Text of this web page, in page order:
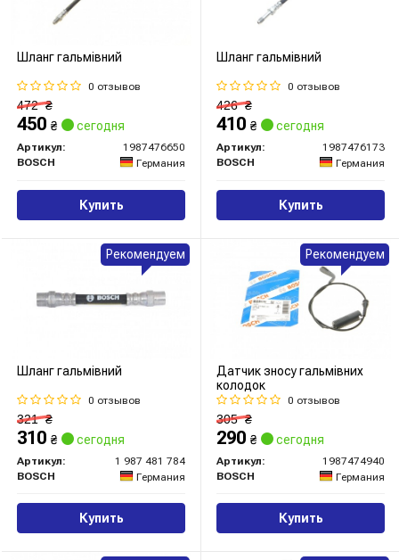
Шланг гальмівний
0 отзывов
472₴
450 ₴ сегодня
Артикул:
1987476650
BOSCH
Германия
Купить
Шланг гальмівний
0 отзывов
426₴
410 ₴ сегодня
Артикул:
1987476173
BOSCH
Германия
Купить
Шланг гальмівний
0 отзывов
321₴
310 ₴ сегодня
Артикул:
1 987 481 784
BOSCH
Германия
Купить
Рекомендуем
Датчик зносу гальмівних
колодок
0 отзывов
305₴
290 ₴ сегодня
Артикул:
1987474940
BOSCH
Германия
Купить
Рекомендуем